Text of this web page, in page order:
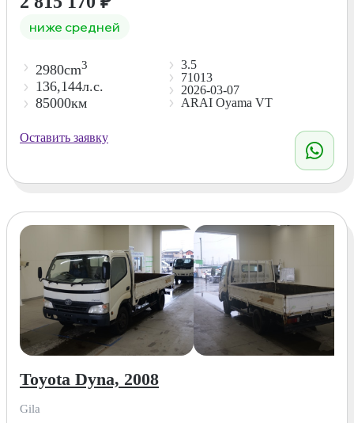
ниже средней
2980cm3
136,144л.с.
85000км
3.5
71013
2026-03-07
ARAI Oyama VT
Оставить заявку
Toyota Dyna, 2008
Gila